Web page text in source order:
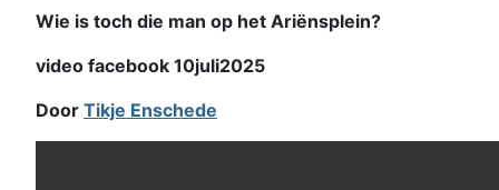
Wie is toch die man op het Ariënsplein?
video facebook 10juli2025
Door Tikje Enschede